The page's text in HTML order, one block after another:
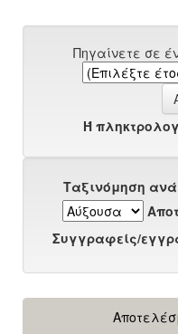
Πηγαίνετε σε
Ή
Ταξινόμηση
Συγγραφείς/